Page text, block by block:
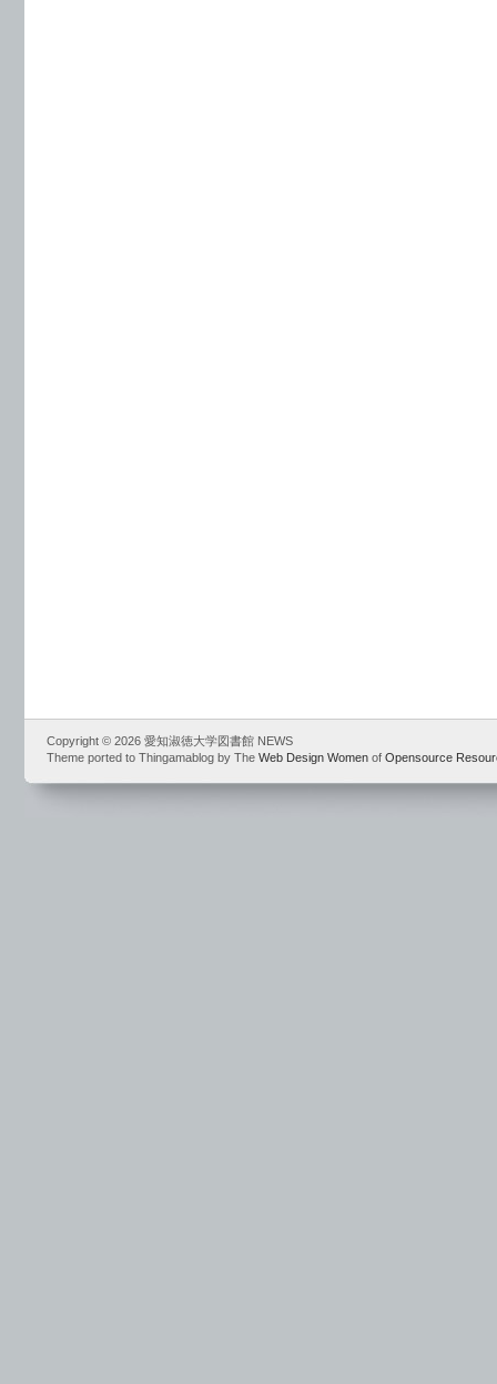
Copyright © 2026 愛知淑徳大学図書館 NEWS
Theme ported to Thingamablog by The Web Design Women of Opensource